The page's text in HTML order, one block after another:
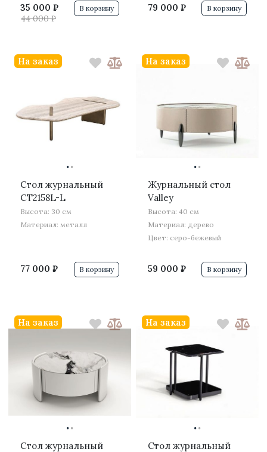
35 000 ₽
44 000 ₽
В корзину 79 000 ₽ В корзину
··
Стол журнальный
CT2158L-L
Высота: 30 см
Материал: металл
77 000 ₽
На заказ
В корзину
··
Журнальный стол
Valley
Высота: 40 см
Материал: дерево
Цвет: серо-бежевый
59 000 ₽
На заказ
В корзину
··
Стол журнальный
На заказ
··
Стол журнальный
На заказ